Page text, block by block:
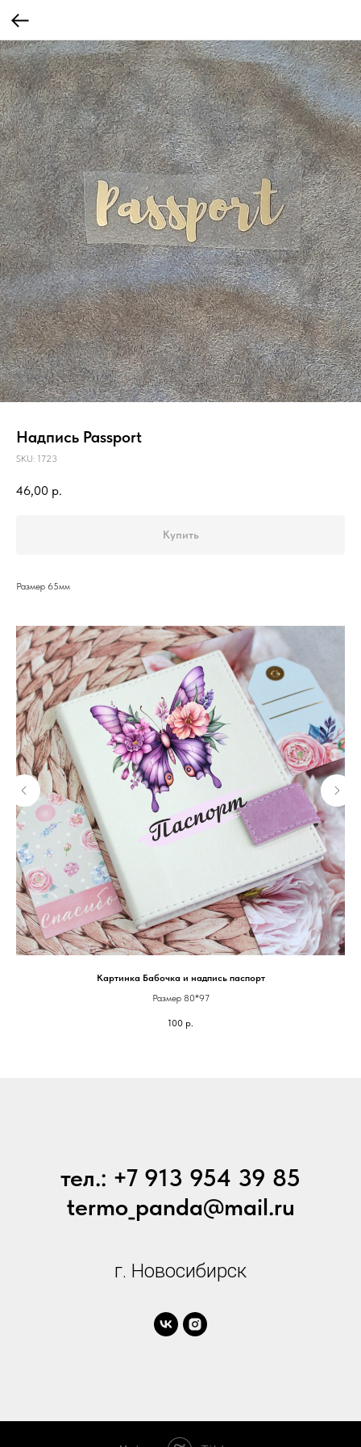
Надпись Passport
SKU: 1723
46,00 р.
Купить
Размер 65мм
Картинка Бабочка и надпись паспорт
Размер 80*97
100 р.
тел.: +7 913 954 39 85
termo_panda@mail.ru
г. Новосибирск